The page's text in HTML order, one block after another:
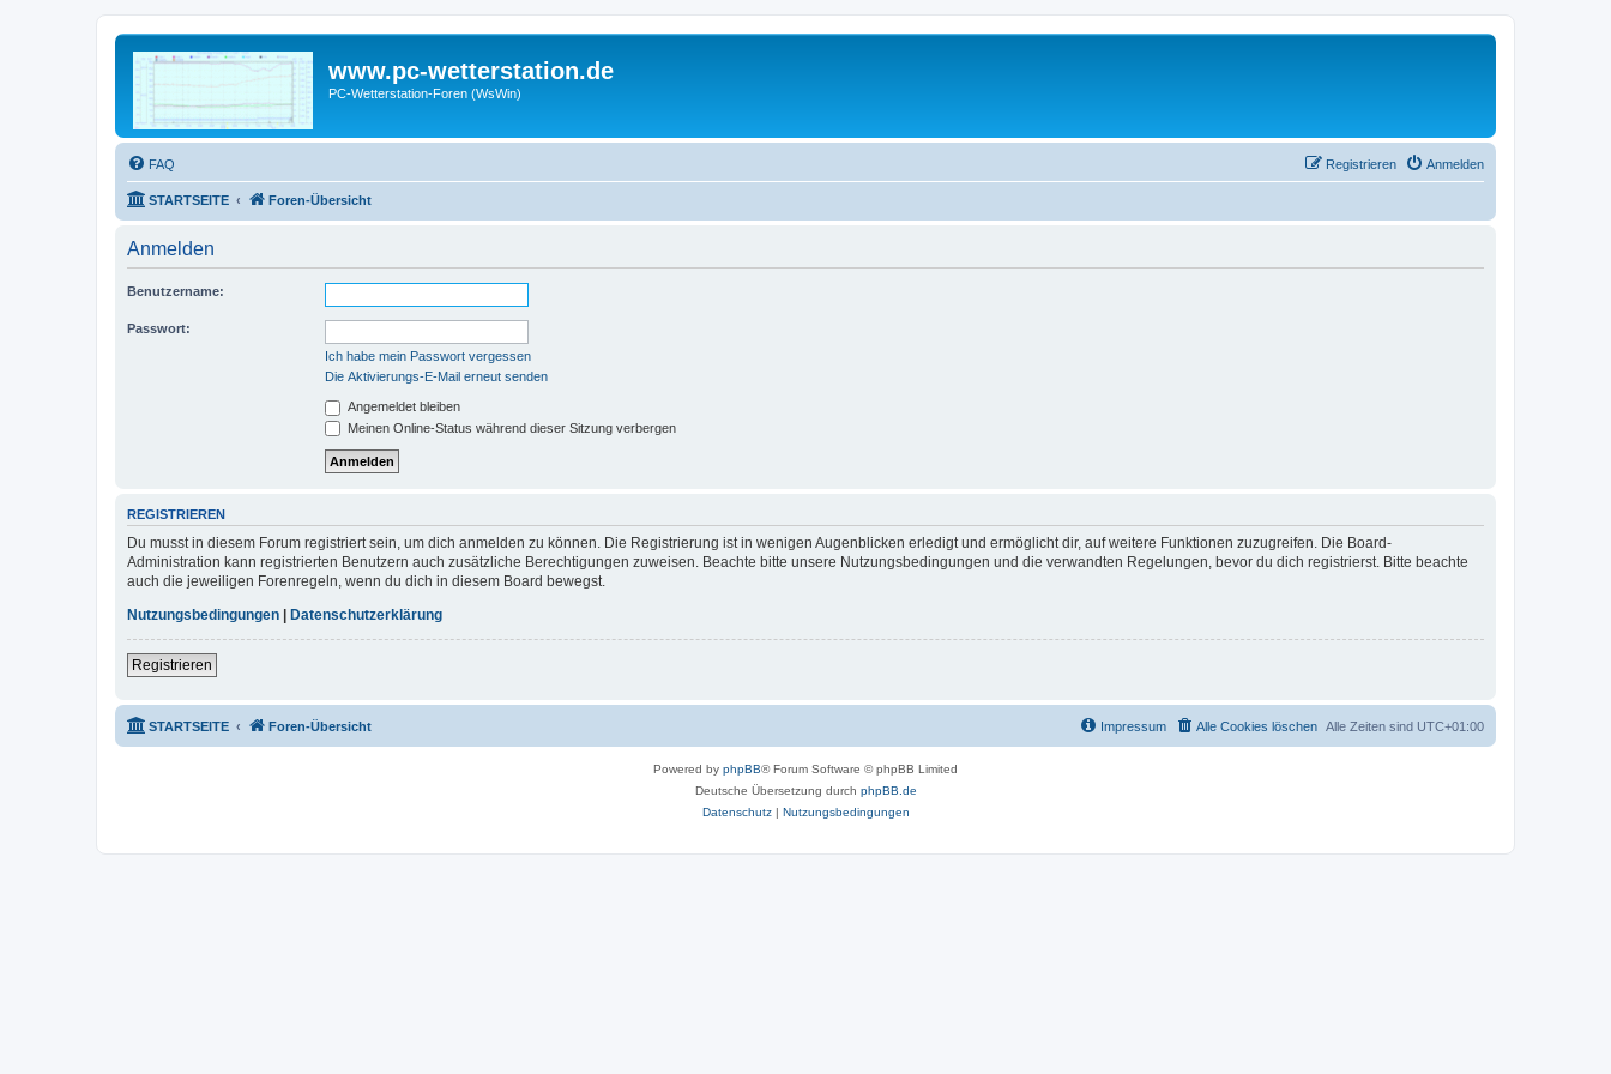
www.pc-wetterstation.de
PC-Wetterstation-Foren (WsWin)
FAQ Anmelden
Registrieren
STARTSEITE Foren-Übersicht
Anmelden
Benutzername:
Passwort:
Ich habe mein Passwort vergessen
Die Aktivierungs-E-Mail erneut senden
Angemeldet bleiben
Meinen Online-Status während dieser Sitzung verbergen
REGISTRIEREN
Du musst in diesem Forum registriert sein, um dich anmelden zu können. Die Registrierung ist in wenigen Augenblicken erledigt und ermöglicht dir, auf weitere Funktionen zuzugreifen. Die Board-
Administration kann registrierten Benutzern auch zusätzliche Berechtigungen zuweisen. Beachte bitte unsere Nutzungsbedingungen und die verwandten Regelungen, bevor du dich registrierst. Bitte beachte
auch die jeweiligen Forenregeln, wenn du dich in diesem Board bewegst.
Nutzungsbedingungen | Datenschutzerklärung
Registrieren
STARTSEITE Foren-Übersicht Alle Zeiten sind UTC+01:00
Alle Cookies löschen
Impressum
Powered by phpBB® Forum Software © phpBB Limited
Deutsche Übersetzung durch phpBB.de
Datenschutz| Nutzungsbedingungen